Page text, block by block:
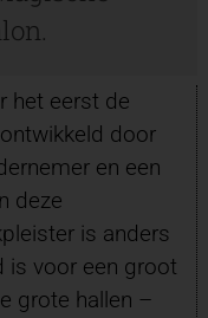
het eerst de
door
en een
deze
is anders
is voor een groot
grote hallen –